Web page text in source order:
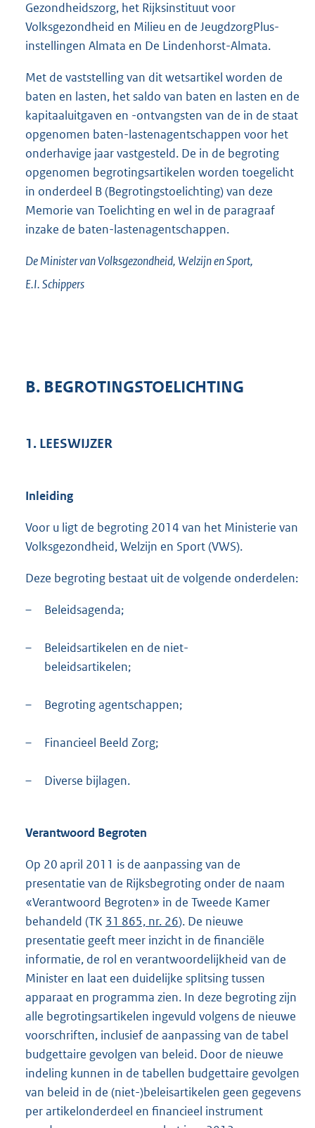
Gezondheidszorg, het Rijksinstituut voor
Volksgezondheid en Milieu en de JeugdzorgPlus-
instellingen Almata en De Lindenhorst-Almata.
Met de vaststelling van dit wetsartikel worden de
baten en lasten, het saldo van baten en lasten en de
kapitaaluitgaven en -ontvangsten van de in de staat
opgenomen baten-lastenagentschappen voor het
onderhavige jaar vastgesteld. De in de begroting
opgenomen begrotingsartikelen worden toegelicht
in onderdeel B (Begrotingstoelichting) van deze
Memorie van Toelichting en wel in de paragraaf
inzake de baten-lastenagentschappen.
De Minister van Volksgezondheid, Welzijn en Sport,
E.I.Schippers
B. BEGROTINGSTOELICHTING
1. LEESWIJZER
Inleiding
Voor u ligt de begroting 2014 van het Ministerie van
Volksgezondheid, Welzijn en Sport (VWS).
Deze begroting bestaat uit de volgende onderdelen:
– Beleidsagenda;
–
Beleidsartikelen en de niet-
beleidsartikelen;
– Begroting agentschappen;
– Financieel Beeld Zorg;
– Diverse bijlagen.
Verantwoord Begroten
Op 20 april 2011 is de aanpassing van de
presentatie van de Rijksbegroting onder de naam
«Verantwoord Begroten» in de Tweede Kamer
behandeld (TK 31 865, nr. 26). De nieuwe
presentatie geeft meer inzicht in de financiële
informatie, de rol en verantwoordelijkheid van de
Minister en laat een duidelijke splitsing tussen
apparaat en programma zien. In deze begroting zijn
alle begrotingsartikelen ingevuld volgens de nieuwe
voorschriften, inclusief de aanpassing van de tabel
budgettaire gevolgen van beleid. Door de nieuwe
indeling kunnen in de tabellen budgettaire gevolgen
van beleid in de (niet-)beleisartikelen geen gegevens
per artikelonderdeel en financieel instrument